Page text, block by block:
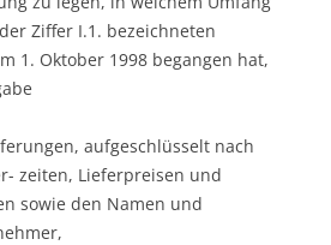
Ziffer I.1. bezeichneten
1. Oktober 1998 begangen hat,
aufgeschlüsselt nach
zeiten, Lieferpreisen und
sowie den Namen und